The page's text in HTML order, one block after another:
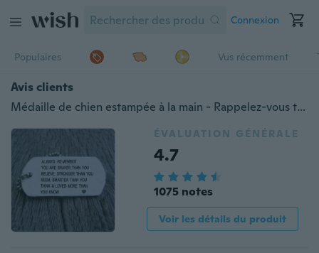
Connexion
Populaires Vus récemment
Avis clients
Médaille de chien estampée à la main - Rappelez-vous toujours que vous êtes plus courageux que vous ne le croyez - Bijoux personnalisés - Sensibilisation au cancer, cadeau plus fort et inspirant
ÉVALUATION GÉNÉRALE
4.7
1075 notes
Voir les détails du produit